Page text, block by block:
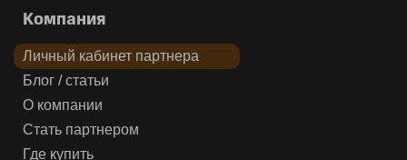
Компания
Личный кабинет партнера
Блог / статьи
О компании
Стать партнером
Где купить